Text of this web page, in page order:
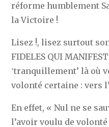
réforme humblement
la Victoire !
Lisez !, lisez surtout
FIDELES QUI
‛tranquillement’ là où
volonté certaine : vers
En effet, « Nul ne se
l’avoir voulu de